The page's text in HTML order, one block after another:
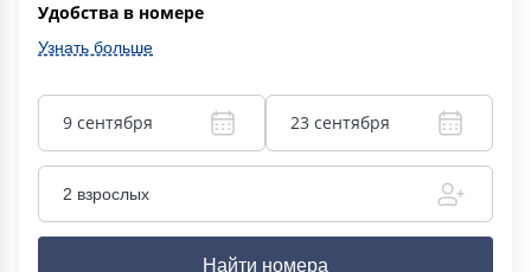
Удобства в номере
Узнать больше
9 сентября 23 сентября
2 взрослых
Найти номера